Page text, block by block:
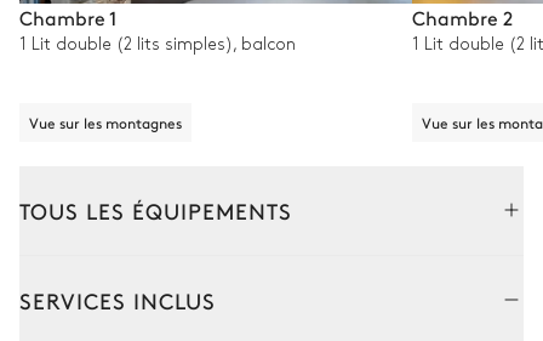
Chambre 1
1 Lit double (2 lits simples), balcon
Vue sur les montagnes
Chambre 2
1 Lit double (2
Vue sur les
TOUS LES ÉQUIPEMENTS
SERVICES INCLUS